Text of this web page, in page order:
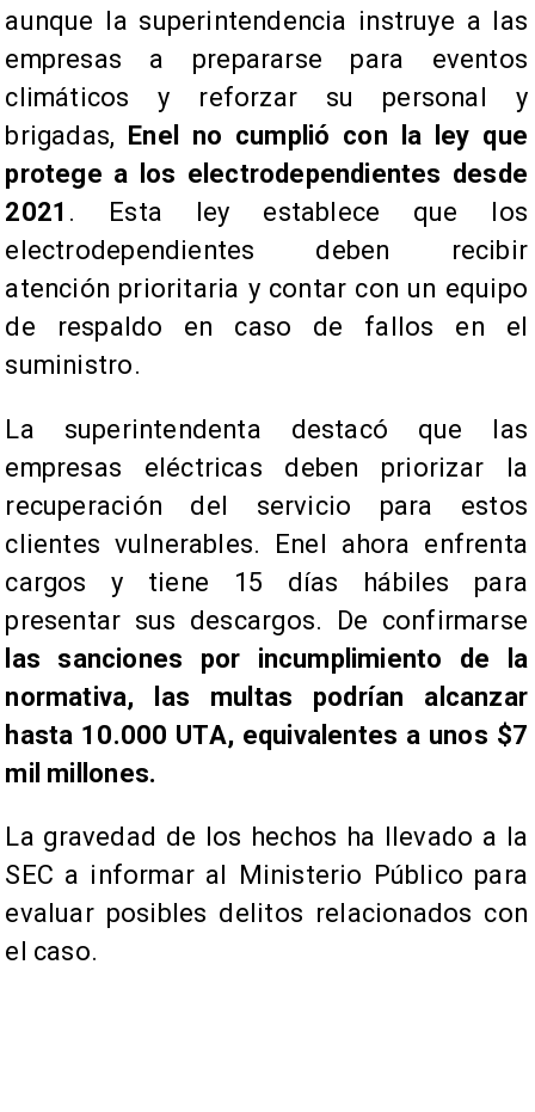
aunque la superintendencia instruye a las
empresas a prepararse para eventos
climáticos y reforzar su personal y
brigadas, Enel no cumplió con la ley que
protege a los electrodependientes desde
2021 . Esta ley establece que los
electrodependientes deben recibir
atención prioritaria y contar con un equipo
de respaldo en caso de fallos en el
suministro.
La superintendenta destacó que las
empresas eléctricas deben priorizar la
recuperación del servicio para estos
clientes vulnerables. Enel ahora enfrenta
cargos y tiene 15 días hábiles para
presentar sus descargos. De confirmarse
las sanciones por incumplimiento de la
normativa, las multas podrían alcanzar
hasta 10.000 UTA, equivalentes a unos $7
mil millones.
La gravedad de los hechos ha llevado a la
SEC a informar al Ministerio Público para
evaluar posibles delitos relacionados con
el caso.